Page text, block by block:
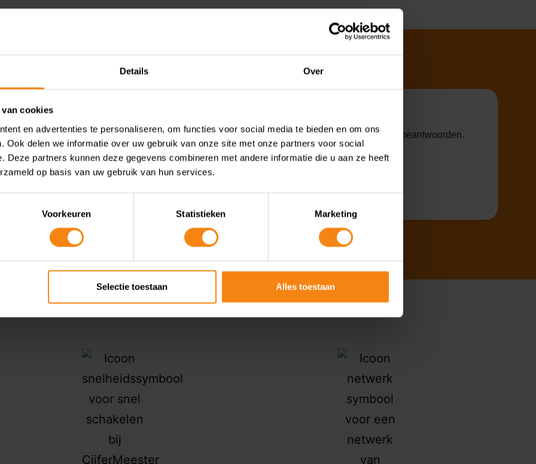
Details Over
van cookies
en advertenties te personaliseren, om functies voor social media te bieden en om ons
Ook delen we informatie over uw gebruik van onze site met onze partners voor social
Deze partners kunnen deze gegevens combineren met andere informatie die u aan ze heeft
op basis van uw gebruik van hun services.
Voorkeuren Statistieken Marketing
Selectie toestaan Alles toestaan
nemen zo snel mogelijk contact met je op! We staan klaar om je te helpen en al je vragen te beantwoorden.